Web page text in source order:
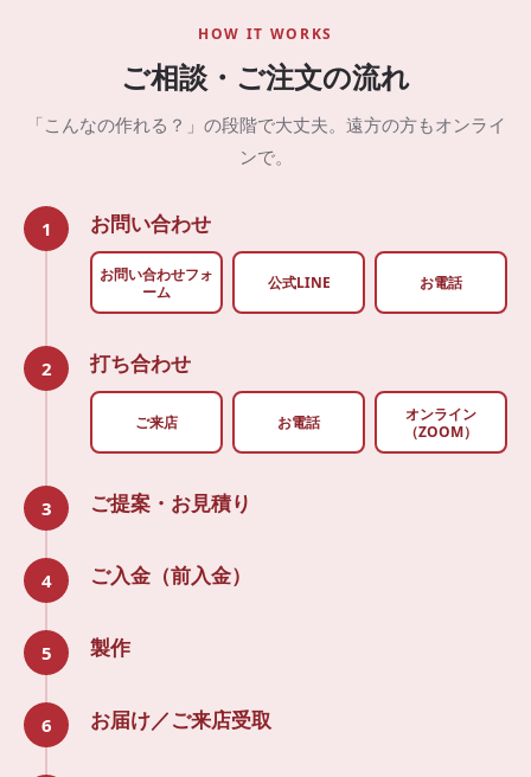
HOW IT WORKS
ご相談・ご注文の流れ
「こんなの作れる？」の段階で大丈夫。遠方の方もオンライ
ンで。
1 お問い合わせ
お問い合わせフォ
ーム
公式LINE お電話
2 打ち合わせ
ご来店 お電話
オンライン
（ZOOM）
3 ご提案・お見積り
4 ご入金（前入金）
5 製作
6 お届け／ご来店受取